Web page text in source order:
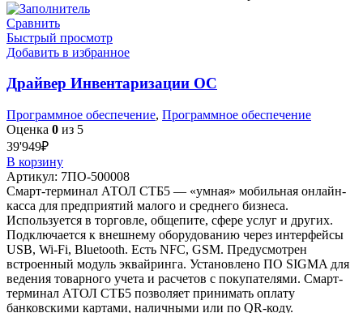
Сравнить
Быстрый просмотр
Добавить в избранное
Драйвер Инвентаризации ОС
Программное обеспечение, Программное обеспечение
Оценка 0 из 5
39'949₽
В корзину
Артикул: 7ПО-500008
Смарт-терминал АТОЛ СТБ5 — «умная» мобильная онлайн-
касса для предприятий малого и среднего бизнеса.
Используется в торговле, общепите, сфере услуг и других.
Подключается к внешнему оборудованию через интерфейсы
USB, Wi-Fi, Bluetooth. Есть NFC, GSM. Предусмотрен
встроенный модуль эквайринга. Установлено ПО SIGMA для
ведения товарного учета и расчетов с покупателями. Смарт-
терминал АТОЛ СТБ5 позволяет принимать оплату
банковскими картами, наличными или по QR-коду.